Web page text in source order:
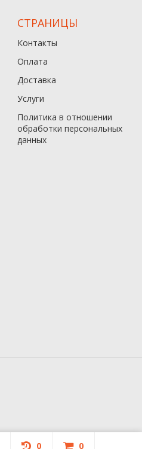
СТРАНИЦЫ
Контакты
Оплата
Доставка
Услуги
Политика в отношении
обработки персональных
данныx
0 0